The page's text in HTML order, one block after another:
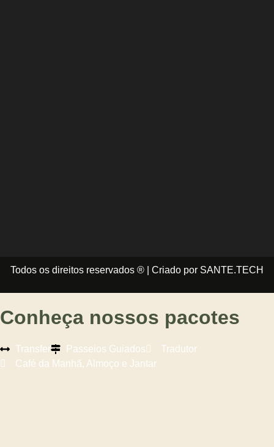
Todos os direitos reservados ® | Criado por SANTE.TECH
Conheça nossos pacotes
Transfer Passeios Guiados
Tradutor
Café da Manhã, Almoço e Jantar